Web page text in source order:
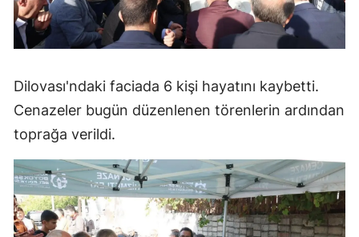
Dilovası'ndaki faciada 6 kişi hayatını kaybetti.
Cenazeler bugün düzenlenen törenlerin ardından
toprağa verildi.